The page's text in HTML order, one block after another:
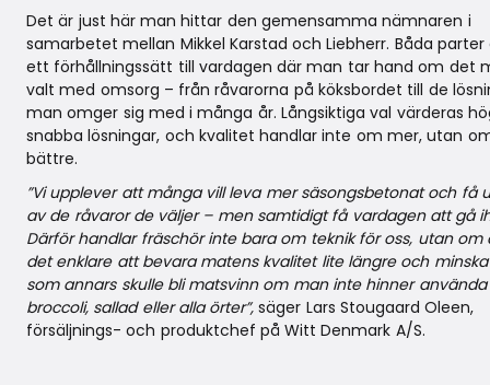
Det är just här man hittar den gemensamma nämnaren i
samarbetet mellan Mikkel Karstad och Liebherr. Båda parter
ett förhållningssätt till vardagen där man tar hand om det
valt med omsorg – från råvarorna på köksbordet till de
man omger sig med i många år. Långsiktiga val värderas
snabba lösningar, och kvalitet handlar inte om mer, utan
bättre.
”Vi upplever att många vill leva mer säsongsbetonat och få
av de råvaror de väljer – men samtidigt få vardagen att gå
Därför handlar fräschör inte bara om teknik för oss, utan om
det enklare att bevara matens kvalitet lite längre och
som annars skulle bli matsvinn om man inte hinner använda
broccoli, sallad eller alla örter”, säger Lars Stougaard Oleen,
försäljnings- och produktchef på Witt Denmark A/S.